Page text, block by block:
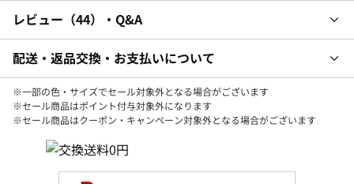
レビュー 44 ・Q&A
配送・返品交換・お支払いについて
※一部の色・サイズでセール対象外となる場合がございます
※セール商品はポイント付与対象外になります
※セール商品はクーポン・キャンペーン対象外となる場合がございます